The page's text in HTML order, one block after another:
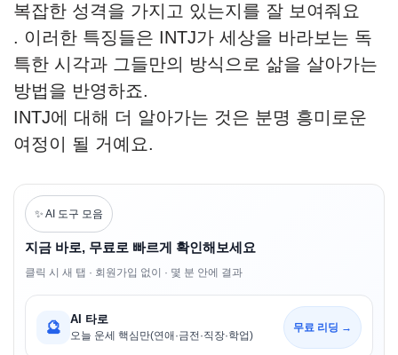
복잡한 성격을 가지고 있는지를 잘 보여줘요
. 이러한 특징들은 INTJ가 세상을 바라보는 독
특한 시각과 그들만의 방식으로 삶을 살아가는
방법을 반영하죠.
INTJ에 대해 더 알아가는 것은 분명 흥미로운
여정이 될 거예요.
✨ AI 도구 모음
지금 바로, 무료로 빠르게 확인해보세요
클릭 시 새 탭 · 회원가입 없이 · 몇 분 안에 결과
🔮 AI 타로
오늘 운세 핵심만(연애·금전·직장·학업)
무료 리딩 →